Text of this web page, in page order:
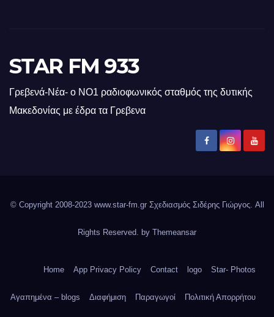
STAR FM 933
Γρεβενά-Νέα- ο ΝΟ1 ραδιοφωνικός σταθμός της δυτικής
Μακεδονίας με έδρα τα Γρεβενα
© Copyright 2008-2023 www.star-fm.gr Σχεδιασμός Σιδέρης Γιώργος. All
Rights Reserved. by Themeansar
Home App Privacy Policy Contact logo Star- Photos
Αγαπημένα – blogs Διαφήμιση Παραγωγοί Πολιτική Απορρήτου